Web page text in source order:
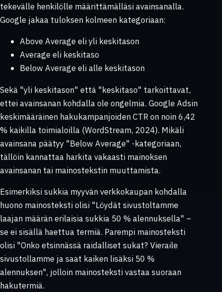
tekevälle henkilölle määrittämälläsi avainsanalla.
Google jakaa tuloksen kolmeen kategoriaan:
Above Average eli yli keskitason
Average eli keskitaso
Below Average eli alle keskitason
Sekä "yli keskitason" että "keskitaso" tarkoittavat,
ettei avainsanan kohdalla ole ongelmia. Google Adsin
keskimääräinen hakukampanjoiden CTR on noin 6,42
% kaikilla toimialoilla (WordStream, 2024). Mikäli
avainsana päätyy "Below Average" -kategoriaan,
tällöin kannattaa harkita vakaasti mainoksen
avainsanan tai mainostekstin muuttamista.
Esimerkiksi sukkia myyvän verkkokaupan kohdalla
huono mainosteksti olisi "Löydät sivustoltamme
laajan määrän erilaisia sukkia 50 % alennuksella" –
se ei sisällä haettua termiä. Parempi mainosteksti
olisi "Onko etsinnässä raidalliset sukat? Vieraile
sivustollamme ja saat kaiken lisäksi 50 %
alennuksen", jolloin mainosteksti vastaa suoraan
hakutermiä.